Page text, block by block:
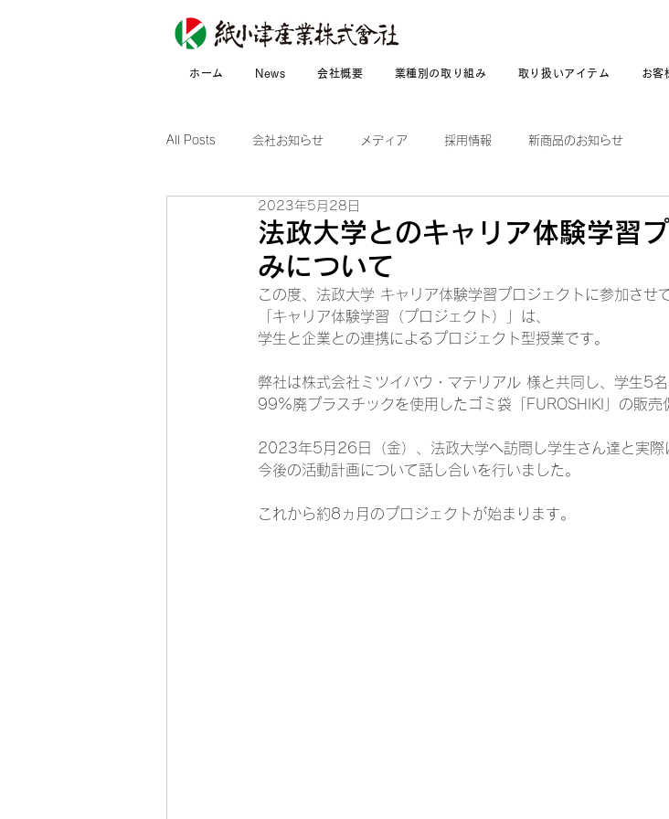
ホーム News 会社概要 業種別の取り組み 取り扱いアイテム お客
All Posts 会社お知らせ メディア 採用情報 新商品のお知らせ
法政大学とのキャリア体験学習
みについて
2023年5月28日
この度、法政大学 キャリア体験学習プロジェクトに参加させ
「キャリア体験学習（プロジェクト）」は、
学生と企業との連携によるプロジェクト型授業です。
弊社は株式会社ミツイバウ・マテリアル 様と共同し、学生5
99%廃プラスチックを使用したゴミ袋「FUROSHIKI」の販売
2023年5月26日（金）、法政大学へ訪問し学生さん達と実際
今後の活動計画について話し合いを行いました。
これから約8ヵ月のプロジェクトが始まります。